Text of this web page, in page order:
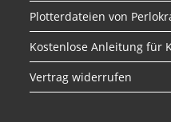
Plotterdateien von
Kostenlose Anleitung für
Vertrag widerrufen